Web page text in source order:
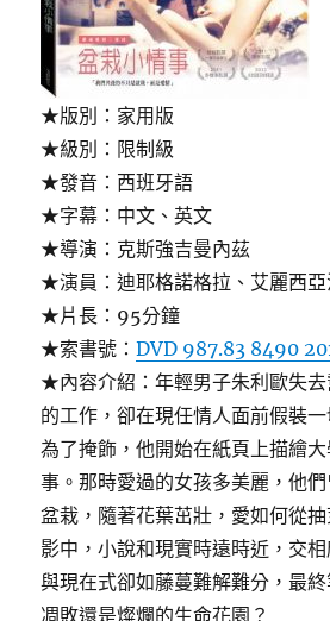
★版別：家用版
★級別：限制級
★發音：西班牙語
★字幕：中文、英文
★導演：克斯強吉曼內茲
★演員：迪耶格諾格拉、艾麗西亞
★片長：95分鐘
★索書號：DVD 987.83 8490
★內容介紹：年輕男子朱利歐失
的工作，卻在現任情人面前假裝
為了掩飾，他開始在紙頁上描繪
事。那時愛過的女孩多美麗，他
盆栽，隨著花葉茁壯，愛如何從
影中，小說和現實時遠時近，交
與現在式卻如藤蔓難解難分，最
凋敗還是燦爛的生命花園？